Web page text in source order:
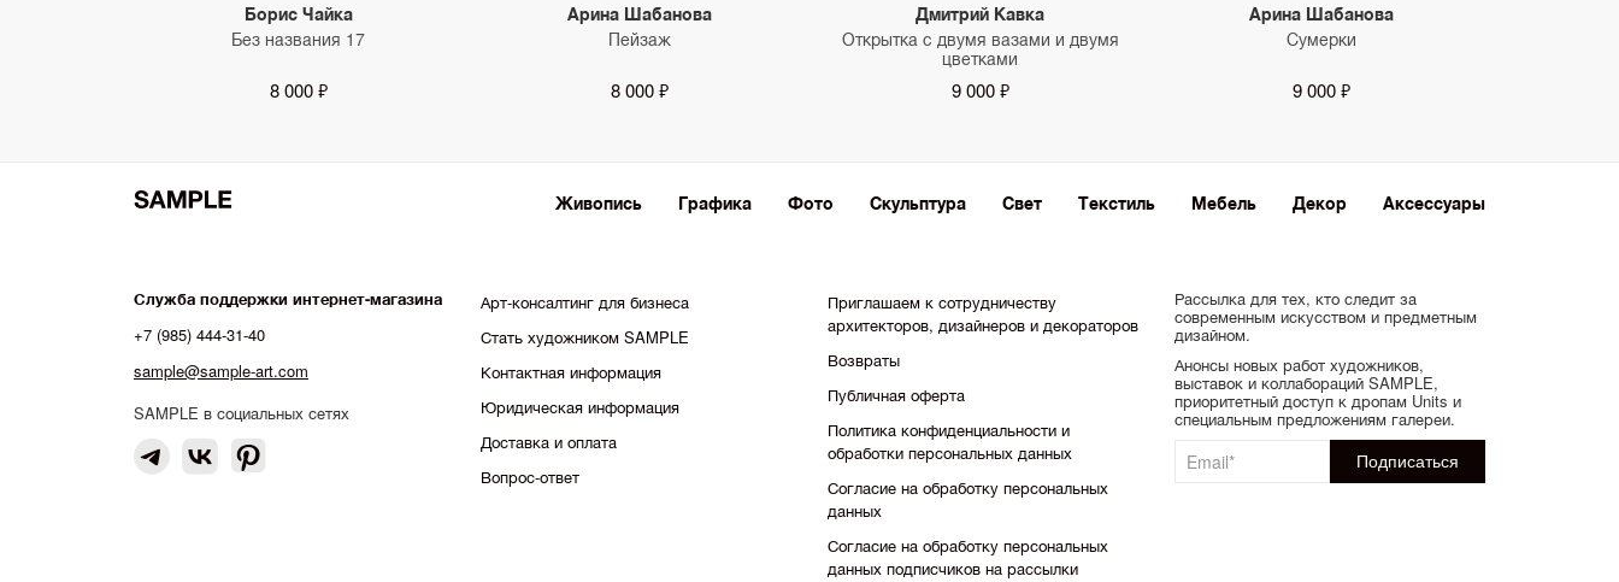
Борис Чайка
Без названия 17
8 000 ₽
Арина Шабанова
Пейзаж
8 000 ₽
Дмитрий Кавка
Открытка с двумя вазами и двумя
цветками
9 000 ₽
Арина Шабанова
Сумерки
9 000 ₽
Живопись Графика Фото Скульптура Свет Текстиль Мебель Декор Аксессуары
Служба поддержки интернет-магазина
+7 (985) 444-31-40
sample@sample-art.com
SAMPLE в социальных сетях
Арт-консалтинг для бизнеса
Стать художником SAMPLE
Контактная информация
Юридическая информация
Доставка и оплата
Вопрос-ответ
Приглашаем к сотрудничеству
архитекторов, дизайнеров и декораторов
Возвраты
Публичная оферта
Политика конфиденциальности и
обработки персональных данных
Согласие на обработку персональных
данных
Согласие на обработку персональных
данных подписчиков на рассылки
Рассылка для тех, кто следит за
современным искусством и предметным
дизайном.
Анонсы новых работ художников,
выставок и коллабораций SAMPLE,
приоритетный доступ к дропам Units и
специальным предложениям галереи.